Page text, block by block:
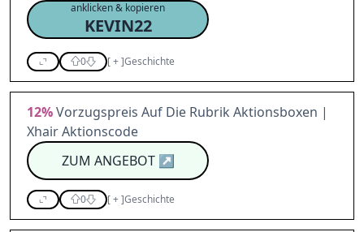
anklicken & kopieren
KEVIN22
0 [+]Geschichte
12%Vorzugspreis Auf Die Rubrik Aktionsboxen |
Xhair Aktionscode
ZUM ANGEBOT↗
0 [+]Geschichte